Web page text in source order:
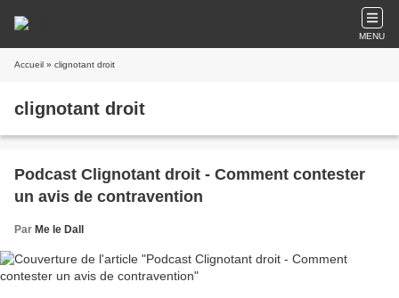
MENU
Accueil » clignotant droit
clignotant droit
Podcast Clignotant droit - Comment contester
un avis de contravention
Par Me le Dall